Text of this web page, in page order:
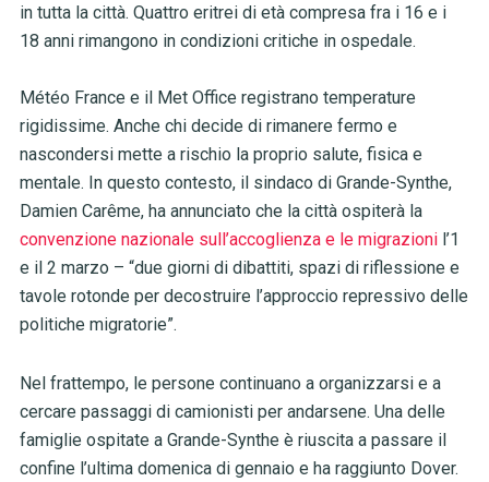
in tutta la città. Quattro eritrei di età compresa fra i 16 e i
18 anni rimangono in condizioni critiche in ospedale.
Météo France e il Met Office registrano temperature
rigidissime. Anche chi decide di rimanere fermo e
nascondersi mette a rischio la proprio salute, fisica e
mentale. In questo contesto, il sindaco di Grande-Synthe,
Damien Carême, ha annunciato che la città ospiterà la
convenzione nazionale sull’accoglienza e le migrazionil’1
e il 2 marzo – “due giorni di dibattiti, spazi di riflessione e
tavole rotonde per decostruire l’approccio repressivo delle
politiche migratorie”.
Nel frattempo, le persone continuano a organizzarsi e a
cercare passaggi di camionisti per andarsene. Una delle
famiglie ospitate a Grande-Synthe è riuscita a passare il
confine l’ultima domenica di gennaio e ha raggiunto Dover.